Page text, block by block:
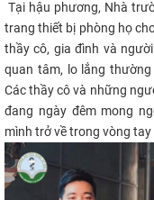
Tại hậu phương, Nhà
trang thiết bị phòng họ
thầy cô, gia đình và
quan tâm, lo lắng
Các thầy cô và những
đang ngày đêm mong
mình trở về trong vòng tay